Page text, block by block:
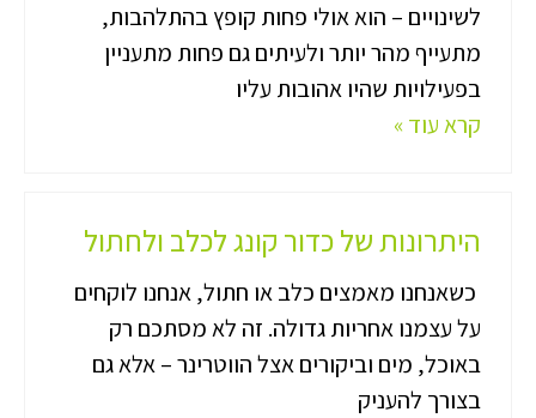
לשינויים – הוא אולי פחות קופץ בהתלהבות,
מתעייף מהר יותר ולעיתים גם פחות מתעניין
בפעילויות שהיו אהובות עליו
קרא עוד »
היתרונות של כדור קונג לכלב ולחתול
כשאנחנו מאמצים כלב או חתול, אנחנו לוקחים
על עצמנו אחריות גדולה. זה לא מסתכם רק
באוכל, מים וביקורים אצל הווטרינר – אלא גם
בצורך להעניק